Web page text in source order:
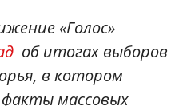
«Голос»
об итогах выборов
в котором
массовых